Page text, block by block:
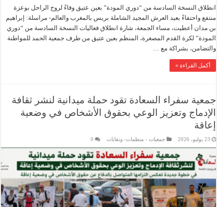
انطلاق النسخة السادسة من “دوري المودة” بعين عتيق وفاءً لروح الراحل بوعزة
منتفع واحتفاءً بعيد العرش المجيد الشاملة بريس بالمغرب والعالم- مراسلة: إبراهيم
بن مدان أعطيت، مساء الجمعة، شارة انطلاق فعاليات النسخة السادسة من “دوري
المودة” لكرة القدم المصغرة، المنظم بعين عتيق من طرف جمعية الحمد للمواطنة
والتضامن، بشراكة مع …
أكمل القراءة »
جمعية سفراء السعادة تقود حملة ميدانية لنشر ثقافة
الإدماج وتعزيز الوعي بحقوق الأشخاص في وضعية
إعاقة
23 يوليو، 2026 جمعيات - منظمات- ونقابات 0